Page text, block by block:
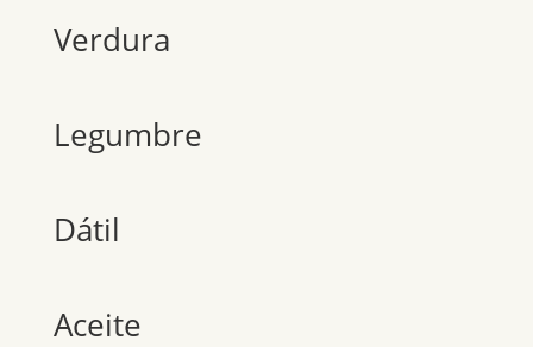
Verdura
Legumbre
Dátil
Aceite